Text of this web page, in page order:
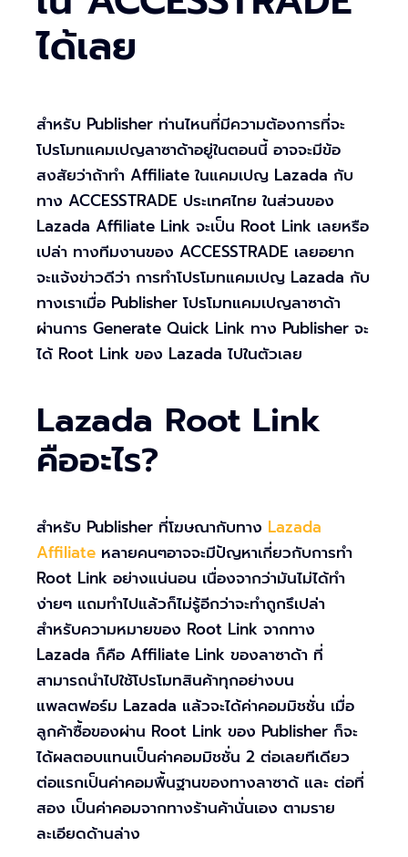
ได้เลย
สำหรับ Publisher ท่านไหนที่มีความต้องการที่จะ
โปรโมทแคมเปญลาซาด้าอยู่ในตอนนี้ อาจจะมีข้อ
สงสัยว่าถ้าทำ Affiliate ในแคมเปญ Lazada กับ
ทาง ACCESSTRADE ประเทศไทย ในส่วนของ
Lazada Affiliate Link จะเป็น Root Link เลยหรือ
เปล่า ทางทีมงานของ ACCESSTRADE เลยอยาก
จะแจ้งข่าวดีว่า การทำโปรโมทแคมเปญ Lazada กับ
ทางเราเมื่อ Publisher โปรโมทแคมเปญลาซาด้า
ผ่านการ Generate Quick Link ทาง Publisher จะ
ได้ Root Link ของ Lazada ไปในตัวเลย
Lazada Root Link
คืออะไร?
สำหรับ Publisher ที่โฆษณากับทาง Lazada
Affiliate หลายคนๆอาจจะมีปัญหาเกี่ยวกับการทำ
Root Link อย่างแน่นอน เนื่องจากว่ามันไม่ได้ทำ
ง่ายๆ แถมทำไปแล้วก็ไม่รู้อีกว่าจะทำถูกรึเปล่า
สำหรับความหมายของ Root Link จากทาง
Lazada ก็คือ Affiliate Link ของลาซาด้า ที่
สามารถนำไปใช้โปรโมทสินค้าทุกอย่างบน
แพลตฟอร์ม Lazada แล้วจะได้ค่าคอมมิชชั่น เมื่อ
ลูกค้าซื้อของผ่าน Root Link ของ Publisher ก็จะ
ได้ผลตอบแทนเป็นค่าคอมมิชชั่น 2 ต่อเลยทีเดียว
ต่อแรกเป็นค่าคอมพื้นฐานของทางลาซาด้ และ ต่อที่
สอง เป็นค่าคอมจากทางร้านค้านั่นเอง ตามราย
ละเอียดด้านล่าง